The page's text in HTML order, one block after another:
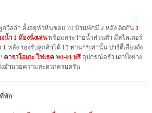
วิลล่า ตั้งอยู่หัวหินซอย 70 บ้านพักมี 2 หลัง ติดกัน 1
น้ำ 1 ห้องนั่งเล่น พร้อมสระว่ายน้ำส่วนตัว มีสไลเดอร์
หลัง รองรับลูกค้าได้ 15 ท่าน**เท่านั้น ปาร์ตี้เสียงดัง
คาราโอเกะ ไฟเธค Wi-Fi ฟรี อุปกรณ์ครัว เตาปิ้งย่าง
อำนวยความสะดวกครบครัน
พัก